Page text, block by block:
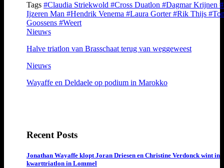
Tags #Claudia Striekwold #Cross Duatlon #Dagmar Krijnen
Ijzeren Man #Hendrik Venema #Laura Gorter#Rik Thijs
Goossens #Weert
Nieuws
Halve triatlon van Brasschaat terug van weggeweest
Nieuws
Wayaffe en Deldaele op podium in Marokko
Recent Posts
Jonathan Wayaffe klopt Joran Driesen en Christine Verdonck wint in
kwarttriatlon in Lommel